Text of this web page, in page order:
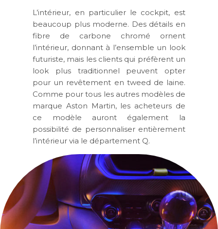
L’intérieur, en particulier le cockpit, est
beaucoup plus moderne. Des détails en
fibre de carbone chromé ornent
l’intérieur, donnant à l’ensemble un look
futuriste, mais les clients qui préfèrent un
look plus traditionnel peuvent opter
pour un revêtement en tweed de laine.
Comme pour tous les autres modèles de
marque Aston Martin, les acheteurs de
ce modèle auront également la
possibilité de personnaliser entièrement
l’intérieur via le département Q.